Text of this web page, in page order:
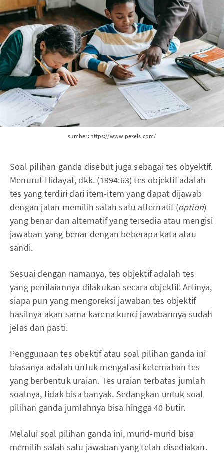
sumber: https://www.pexels.com/
Soal pilihan ganda disebut juga sebagai tes obyektif.
Menurut Hidayat, dkk. (1994:63) tes objektif adalah
tes yang terdiri dari item-item yang dapat dijawab
dengan jalan memilih salah satu alternatif (option)
yang benar dan alternatif yang tersedia atau mengisi
jawaban yang benar dengan beberapa kata atau
sandi.
Sesuai dengan namanya, tes objektif adalah tes
yang penilaiannya dilakukan secara objektif. Artinya,
siapa pun yang mengoreksi jawaban tes objektif
hasilnya akan sama karena kunci jawabannya sudah
jelas dan pasti.
Penggunaan tes obektif atau soal pilihan ganda ini
biasanya adalah untuk mengatasi kelemahan tes
yang berbentuk uraian. Tes uraian terbatas jumlah
soalnya, tidak bisa banyak. Sedangkan untuk soal
pilihan ganda jumlahnya bisa hingga 40 butir.
Melalui soal pilihan ganda ini, murid-murid bisa
memilih salah satu jawaban yang telah disediakan.